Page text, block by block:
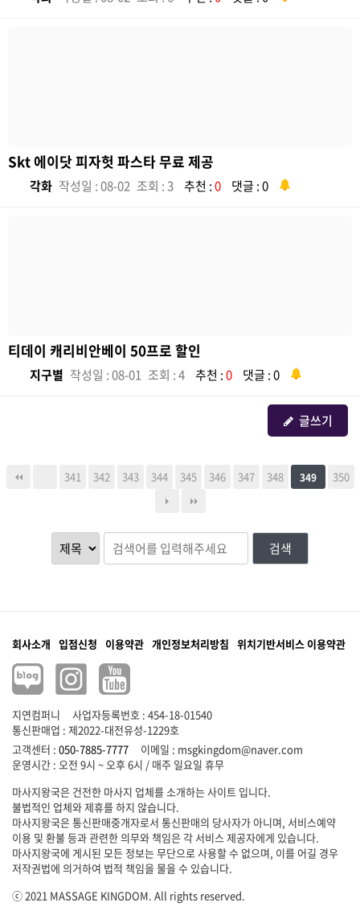
Skt 에이닷 피자헛 파스타 무료 제공
각화 작성일 : 08-02 조회 : 3 추천 :0 댓글 : 0
티데이 캐리비안베이 50프로 할인
지구별 작성일 : 08-01 조회 : 4 추천 :0 댓글 : 0
글쓰기
341 342 343 344 345 346 347 348 349 350
검색
회사소개 입점신청 이용약관 개인정보처리방침 위치기반서비스 이용약관
지연컴퍼니
사업자등록번호 : 454-18-01540
통신판매업 : 제2022-대전유성-1229호
고객센터 : 050-7885-7777 이메일 : msgkingdom@naver.com
마사지왕국은 건전한 마사지 업체를 소개하는 사이트 입니다.
불법적인 업체와 제휴를 하지 않습니다.
마사지왕국은 통신판매중개자로서 통신판매의 당사자가 아니며, 서비스예약
이용 및 환불 등과 관련한 의무와 책임은 각 서비스 제공자에게 있습니다.
마사지왕국에 게시된 모든 정보는 무단으로 사용할 수 없으며, 이를 어길 경우
저작권법에 의거하여 법적 책임을 물을 수 있습니다.
ⓒ 2021 MASSAGE KINGDOM. All rights reserved.